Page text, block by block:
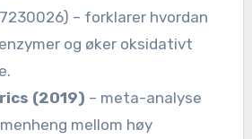
– forklarer hvordan
og øker oksidativt
(2019) – meta-analyse
mellom høy